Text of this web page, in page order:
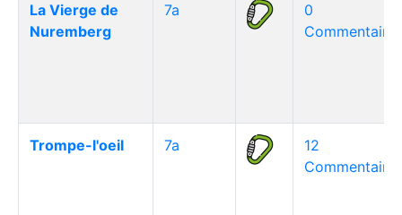
La Vierge de
Nuremberg
7a
0
Trompe-l'oeil 7a
12